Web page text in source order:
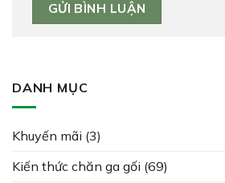
DANH MỤC
Khuyến mãi (3)
Kiến thức chăn ga gối (69)